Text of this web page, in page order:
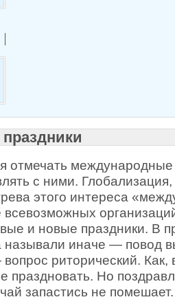
отмечать международные
с ними.
этого интереса
всевозможных
и новые праздники. В
называли иначе — повод
вопрос риторический. Как,
праздновать. Но
запастись не помешает.